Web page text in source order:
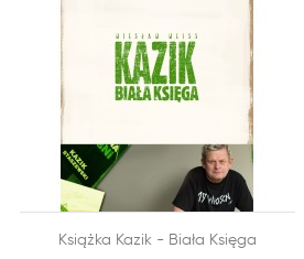
DODAJ DO KOSZYKA
SZYBKI PODGLĄD
Książka Kazik - Biała Księga